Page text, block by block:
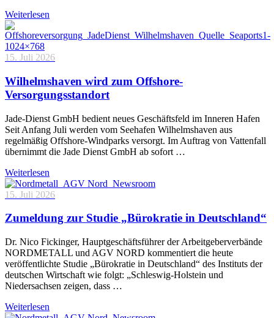
Weiterlesen
15. Juli 2026
Wilhelmshaven wird zum Offshore-
Versorgungsstandort
Jade-Dienst GmbH bedient neues Geschäftsfeld im Inneren Hafen
Seit Anfang Juli werden vom Seehafen Wilhelmshaven aus
regelmäßig Offshore-Windparks versorgt. Im Auftrag von Vattenfall
übernimmt die Jade Dienst GmbH ab sofort …
Weiterlesen
15. Juli 2026
Zumeldung zur Studie „Bürokratie in Deutschland“
Dr. Nico Fickinger, Hauptgeschäftsführer der Arbeitgeberverbände
NORDMETALL und AGV NORD kommentiert die heute
veröffentlichte Studie „Bürokratie in Deutschland“ des Instituts der
deutschen Wirtschaft wie folgt: „Schleswig-Holstein und
Niedersachsen zeigen, dass …
Weiterlesen